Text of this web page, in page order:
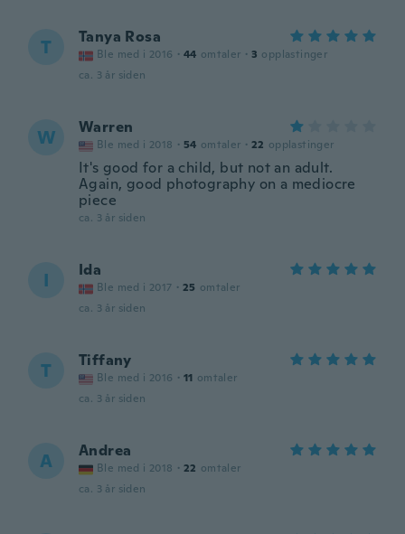
T Tanya Rosa
Ble med i 2016 · 44 omtaler · 3 opplastinger
ca. 3 år siden
W Warren
Ble med i 2018 · 54 omtaler · 22 opplastinger
It's good for a child, but not an adult.
Again, good photography on a mediocre
piece
ca. 3 år siden
I Ida
Ble med i 2017 · 25 omtaler
ca. 3 år siden
T Tiffany
Ble med i 2016 · 11 omtaler
ca. 3 år siden
A Andrea
Ble med i 2018 · 22 omtaler
ca. 3 år siden